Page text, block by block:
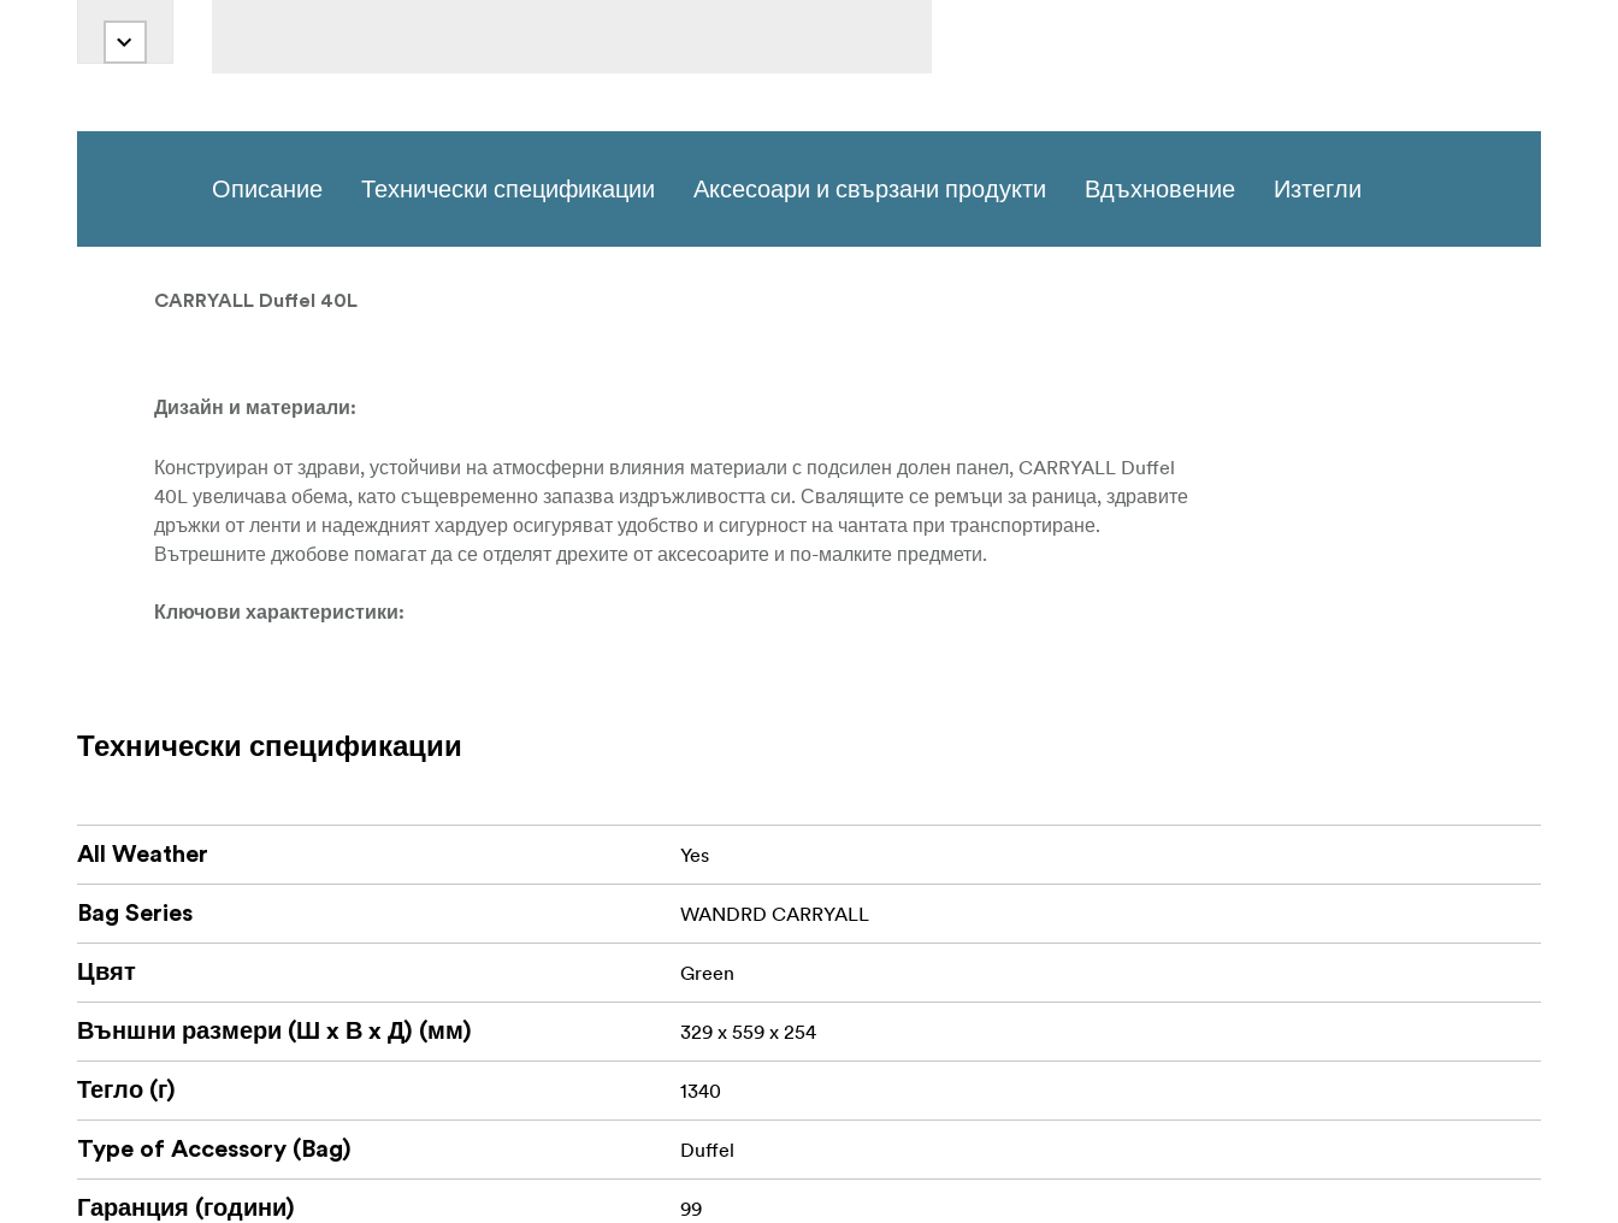
Описание Технически спецификации Аксесоари и свързани продукти Вдъхновение Изтегли
CARRYALL Duffel 40L
Дизайн и материали:
Конструиран от здрави, устойчиви на атмосферни влияния материали с подсилен долен панел, CARRYALL Duffel
40L увеличава обема, като същевременно запазва издръжливостта си. Свалящите се ремъци за раница, здравите
дръжки от ленти и надеждният хардуер осигуряват удобство и сигурност на чантата при транспортиране.
Вътрешните джобове помагат да се отделят дрехите от аксесоарите и по-малките предмети.
Ключови характеристики:
Широко отварящо се основно отделение за по-обемиста екипировка или многодневно опаковане.
Усилена основа за допълнителна защита при поставяне на чантата.
Многобройни дръжки за хващане за лесно повдигане и пренасяне.
Идеален за фотографи на място и пътешественици, които се нуждаят от повече капацитет от стандартния дюшек,
без да преминават към пълен багажник за оборудване.
Допълнителна информация:
Чантата CARRYALL Duffel 40L е съвместима с аксесоарите на WANDRD, предлага се в няколко цвята и се вписва
естествено в по-широка пътна или студийна конфигурация.
Технически спецификации
All Weather Yes
Bag Series WANDRD CARRYALL
Цвят Green
Външни размери (Ш x В x Д) (мм) 329 x 559 x 254
Тегло (г) 1340
Type of Accessory (Bag) Duffel
Гаранция (години) 99